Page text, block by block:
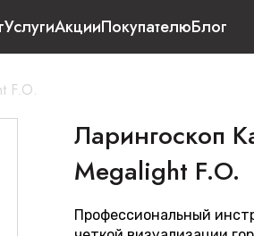
УслугиАкцииПокупателюБлог
F.O.
Ларингоскоп
Megalight F.O.
Профессиональный